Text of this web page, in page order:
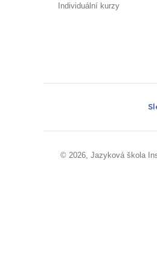
Individuální kurzy
© 2026, Jazyková škola